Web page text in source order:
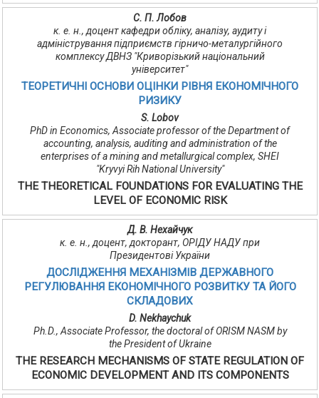
С. П. Лобов
к. е. н., доцент кафедри обліку, аналізу, аудиту і
адміністрування підприємств гірничо-металургійного
комплексу ДВНЗ "Криворізький національний
університет"
ТЕОРЕТИЧНІ ОСНОВИ ОЦІНКИ РІВНЯ ЕКОНОМІЧНОГО
РИЗИКУ
S. Lobov
PhD in Economics, Associate professor of the Department of
accounting, analysis, auditing and administration of the
enterprises of a mining and metallurgical complex, SHEI
"Kryvyi Rih National University"
THE THEORETICAL FOUNDATIONS FOR EVALUATING THE
LEVEL OF ECONOMIC RISK
Д. В. Нехайчук
к. е. н., доцент, докторант, ОРІДУ НАДУ при
Президентові України
ДОСЛІДЖЕННЯ МЕХАНІЗМІВ ДЕРЖАВНОГО
РЕГУЛЮВАННЯ ЕКОНОМІЧНОГО РОЗВИТКУ ТА ЙОГО
СКЛАДОВИХ
D. Nekhaychuk
Ph.D., Associate Professor, the doctoral of ORISM NASM by
the President of Ukraine
THE RESEARCH MECHANISMS OF STATE REGULATION OF
ECONOMIC DEVELOPMENT AND ITS COMPONENTS